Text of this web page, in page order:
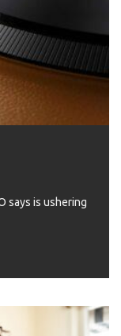
says is ushering